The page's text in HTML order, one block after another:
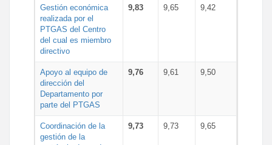
Gestión económica
realizada por el
PTGAS del Centro
del cual es miembro
directivo
9,83 9,65 9,42
Apoyo al equipo de
dirección del
Departamento por
parte del PTGAS
9,76 9,61 9,50
Coordinación de la
gestión de la
9,73 9,73 9,65